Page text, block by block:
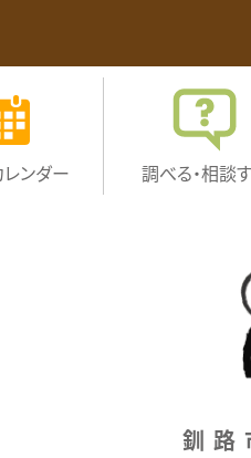
レンダー 調べる・相談
釧路